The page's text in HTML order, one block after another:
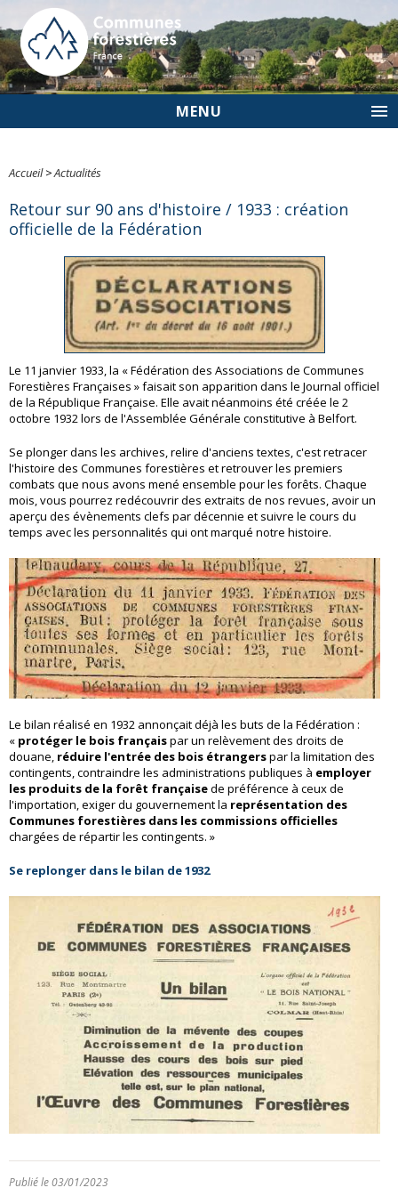
MENU
Accueil>Actualités
Retour sur 90 ans d'histoire / 1933 : création
officielle de la Fédération
Le 11 janvier 1933, la « Fédération des Associations de Communes
Forestières Françaises » faisait son apparition dans le Journal officiel
de la République Française. Elle avait néanmoins été créée le 2
octobre 1932 lors de l'Assemblée Générale constitutive à Belfort.
Se plonger dans les archives, relire d'anciens textes, c'est retracer
l'histoire des Communes forestières et retrouver les premiers
combats que nous avons mené ensemble pour les forêts. Chaque
mois, vous pourrez redécouvrir des extraits de nos revues, avoir un
aperçu des évènements clefs par décennie et suivre le cours du
temps avec les personnalités qui ont marqué notre histoire.
Le bilan réalisé en 1932 annonçait déjà les buts de la Fédération :
« protéger le bois françaispar un relèvement des droits de
douane, réduire l'entrée des bois étrangerspar la limitation des
contingents, contraindre les administrations publiques à employer
les produits de la forêt françaisede préférence à ceux de
l'importation, exiger du gouvernement la représentation des
Communes forestières dans les commissions officielles
chargées de répartir les contingents. »
Se replonger dans le bilan de 1932
Publié le 03/01/2023